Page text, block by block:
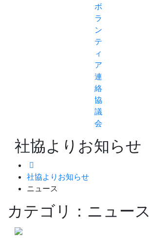
ボ
ラ
ン
テ
ィ
ア
連
絡
協
議
会
社協よりお知らせ
社協よりお知らせ
ニュース
カテゴリ：ニュース